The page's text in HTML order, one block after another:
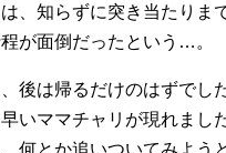
、知らずに突き当たりま
が面倒だったという…。
後は帰るだけのはずでし
いママチャリが現れまし
何とか追いついてみよう